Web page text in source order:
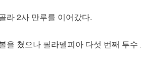
라 2사 만루를 이어갔다.
을 쳤으나 필라델피아 다섯 번째 투수